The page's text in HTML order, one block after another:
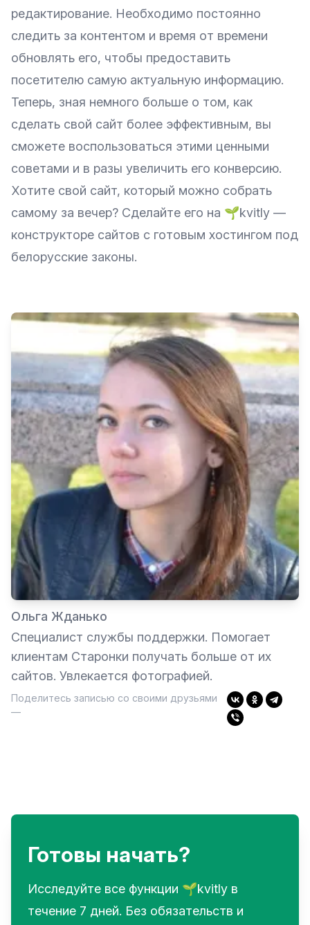
редактирование. Необходимо постоянно
следить за контентом и время от времени
обновлять его, чтобы предоставить
посетителю самую актуальную информацию.
Теперь, зная немного больше о том, как
сделать свой сайт более эффективным, вы
сможете воспользоваться этими ценными
советами и в разы увеличить его конверсию.
Хотите свой сайт, который можно собрать
самому за вечер? Сделайте его на 🌱kvitly —
конструкторе сайтов с готовым хостингом под
белорусские законы.
Ольга Жданько
Специалист службы поддержки. Помогает
клиентам Старонки получать больше от их
сайтов. Увлекается фотографией.
Поделитесь записью со своими друзьями
—
Готовы начать?
Исследуйте все функции 🌱kvitly в
течение 7 дней. Без обязательств и